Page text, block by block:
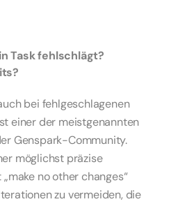
Task fehlschlägt?
bei fehlgeschlagenen
einer der meistgenannten
Genspark-Community.
möglichst präzise
no other changes“
zu vermeiden, die